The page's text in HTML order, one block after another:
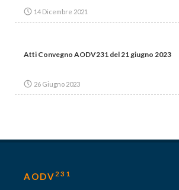
14 Dicembre 2021
Atti Convegno AODV231 del 21 giugno 2023
26 Giugno 2023
AODV 231